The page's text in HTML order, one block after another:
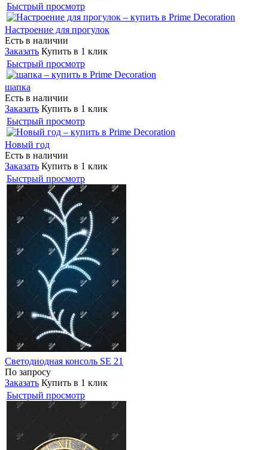
Быстрый просмотр
Настроение для прогулок
Есть в наличии
Заказать Купить в 1 клик
Быстрый просмотр
шапка
Есть в наличии
Заказать Купить в 1 клик
Быстрый просмотр
Новый год
Есть в наличии
Заказать Купить в 1 клик
Быстрый просмотр
Светодиодная консоль SE 21
По запросу
Заказать Купить в 1 клик
Быстрый просмотр